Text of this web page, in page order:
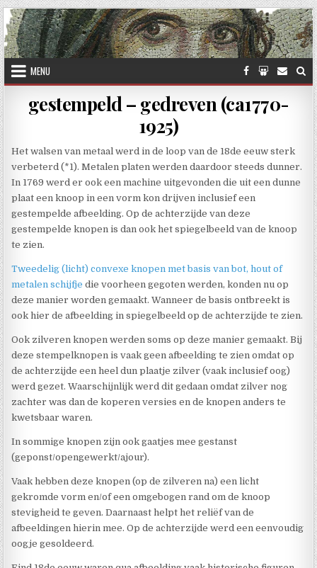
Skip to content
MENU
gestempeld – gedreven (ca1770-
1925)
Het walsen van metaal werd in de loop van de 18de eeuw sterk
verbeterd (*1). Metalen platen werden daardoor steeds dunner.
In 1769 werd er ook een machine uitgevonden die uit een dunne
plaat een knoop in een vorm kon drijven inclusief een
gestempelde afbeelding. Op de achterzijde van deze
gestempelde knopen is dan ook het spiegelbeeld van de knoop
te zien.
Tweedelig (licht) convexe knopen met basis van bot, hout of
metalen schijfje die voorheen gegoten werden, konden nu op
deze manier worden gemaakt. Wanneer de basis ontbreekt is
ook hier de afbeelding in spiegelbeeld op de achterzijde te zien.
Ook zilveren knopen werden soms op deze manier gemaakt. Bij
deze stempelknopen is vaak geen afbeelding te zien omdat op
de achterzijde een heel dun plaatje zilver (vaak inclusief oog)
werd gezet. Waarschijnlijk werd dit gedaan omdat zilver nog
zachter was dan de koperen versies en de knopen anders te
kwetsbaar waren.
In sommige knopen zijn ook gaatjes mee gestanst
(geponst/opengewerkt/ajour).
Vaak hebben deze knopen (op de zilveren na) een licht
gekromde vorm en/of een omgebogen rand om de knoop
stevigheid te geven. Daarnaast helpt het reliëf van de
afbeeldingen hierin mee. Op de achterzijde werd een eenvoudig
oogje gesoldeerd.